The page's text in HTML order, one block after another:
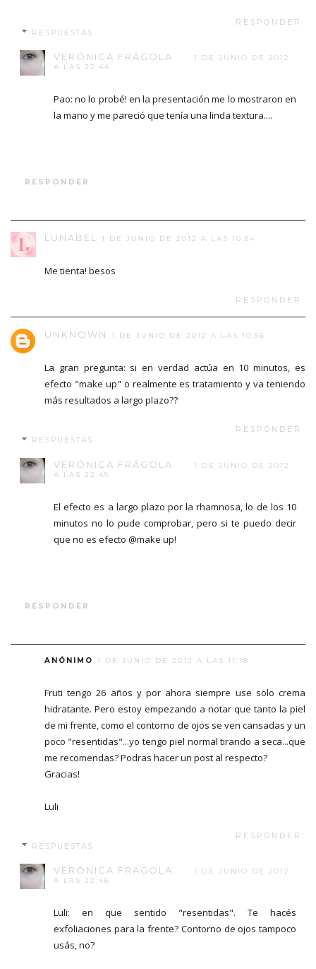
RESPONDER
RESPUESTAS
VERÓNICA FRÁGOLA
1 DE JUNIO DE 2012
A LAS 22:44
Pao: no lo probé! en la presentación me lo mostraron en
la mano y me pareció que tenía una linda textura....
RESPONDER
LUNABEL 1 DE JUNIO DE 2012 A LAS 10:54
Me tienta! besos
RESPONDER
UNKNOWN 1 DE JUNIO DE 2012 A LAS 10:56
La gran pregunta: si en verdad actúa en 10 minutos, es
efecto "make up" o realmente es tratamiento y va teniendo
más resultados a largo plazo??
RESPONDER
RESPUESTAS
VERÓNICA FRÁGOLA
1 DE JUNIO DE 2012
A LAS 22:45
El efecto es a largo plazo por la rhamnosa, lo de los 10
minutos no lo pude comprobar, pero si te puedo decir
que no es efecto @make up!
RESPONDER
ANÓNIMO 1 DE JUNIO DE 2012 A LAS 11:18
Fruti tengo 26 años y por ahora siempre use solo crema
hidratante. Pero estoy empezando a notar que tanto la piel
de mi frente, como el contorno de ojos se ven cansadas y un
poco "resentidas"...yo tengo piel normal tirando a seca...que
me recomendas? Podras hacer un post al respecto?
Gracias!
Luli
RESPONDER
RESPUESTAS
VERÓNICA FRÁGOLA
1 DE JUNIO DE 2012
A LAS 22:46
Luli: en que sentido "resentidas". Te hacés
exfoliaciones para la frente? Contorno de ojos tampoco
usás, no?